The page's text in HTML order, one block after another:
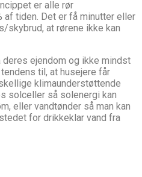
er alle rør
af tiden. Det er få minutter eller
skybrud, at rørene ikke kan
ejendom og ikke mindst
til, at husejere får
klimaunderstøttende
solceller så solenergi kan
eller vandtønder så man kan
for drikkeklar vand fra